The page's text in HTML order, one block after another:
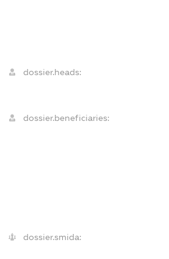
dossier.heads:
dossier.beneficiaries:
dossier.smida: